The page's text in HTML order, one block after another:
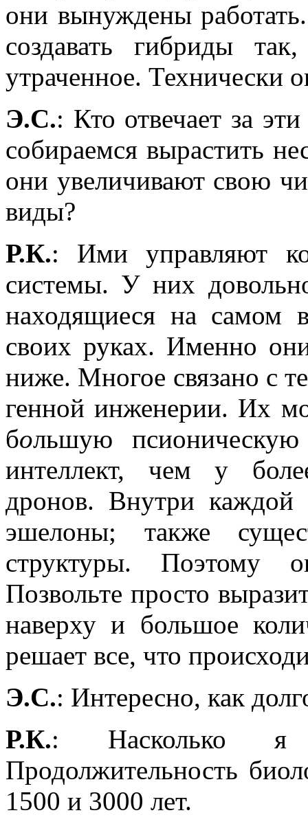
они вынуждены
создавать гибриды
утраченное. Технически
Э.С.: Кто отвечает за
собираемся вырастить
они увеличивают свою
виды?
Р.К.: Ими управляют
системы. У них
находящиеся на самом
своих руках. Именно
ниже. Многое связано с
генной инженерии. Их
большую псионическую
интеллект, чем у
дронов. Внутри каждой
эшелоны; также
структуры. Поэтому
Позвольте просто
наверху и большое
решает все, что
Э.С.: Интересно, как
Р.К.: Насколько я
Продолжительность
1500 и 3000 лет.